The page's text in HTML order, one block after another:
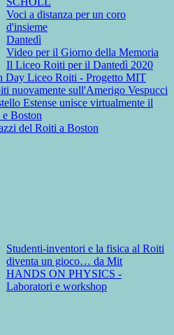
Voci a distanza per un coro
d'insieme
Dantedì
Video per il Giorno della Memoria
Il Liceo Roiti per il Dantedì 2020
Day Liceo Roiti - Progetto MIT
nuovamente sull'Amerigo Vespucci
Estense unisce virtualmente il
Boston
del Roiti a Boston
Studenti-inventori e la fisica al Roiti
diventa un gioco… da Mit
HANDS ON PHYSICS -
Laboratori e workshop